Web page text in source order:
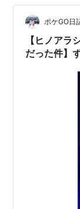
ポケGO日
【ヒノアラ
だった件】